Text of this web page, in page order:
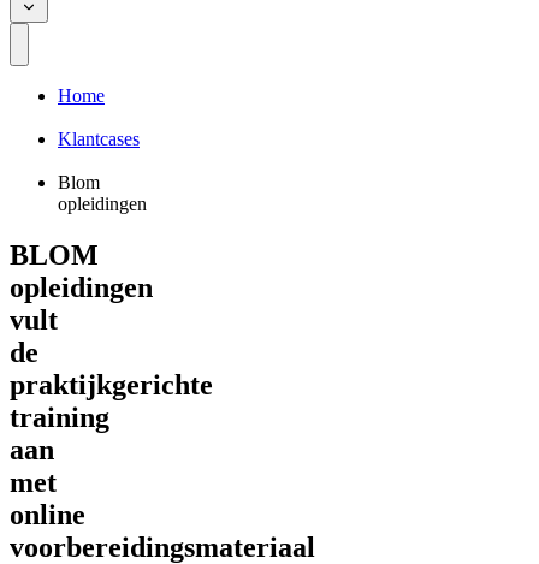
Home
Klantcases
Blom
opleidingen
BLOM
opleidingen
vult
de
praktijkgerichte
training
aan
met
online
voorbereidingsmateriaal